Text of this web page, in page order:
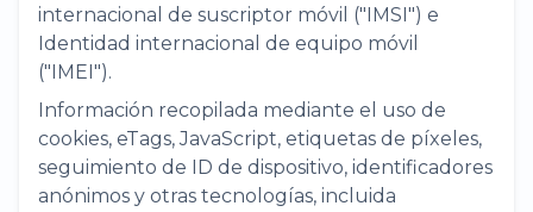
internacional de suscriptor móvil ("IMSI") e
Identidad internacional de equipo móvil
("IMEI").
Información recopilada mediante el uso de
cookies, eTags, JavaScript, etiquetas de píxeles,
seguimiento de ID de dispositivo, identificadores
anónimos y otras tecnologías, incluida